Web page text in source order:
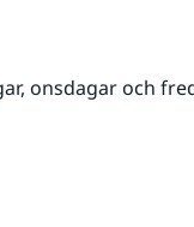
onsdagar och